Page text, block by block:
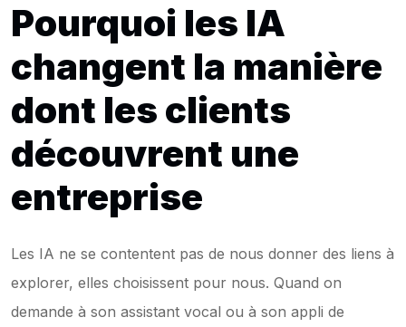
Pourquoi les IA
changent la manière
dont les clients
découvrent une
entreprise
Les IA ne se contentent pas de nous donner des liens à
explorer, elles choisissent pour nous. Quand on
demande à son assistant vocal ou à son appli de